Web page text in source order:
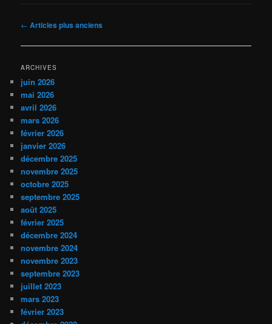
Navigation
articles
← Articles plus anciens
ARCHIVES
juin 2026
mai 2026
avril 2026
mars 2026
février 2026
janvier 2026
décembre 2025
novembre 2025
octobre 2025
septembre 2025
août 2025
février 2025
décembre 2024
novembre 2024
novembre 2023
septembre 2023
juillet 2023
mars 2023
février 2023